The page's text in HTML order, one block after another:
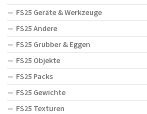
FS25 Geräte & Werkzeuge
FS25 Andere
FS25 Grubber & Eggen
FS25 Objekte
FS25 Packs
FS25 Gewichte
FS25 Texturen